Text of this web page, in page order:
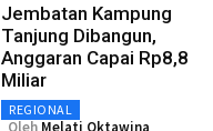
Jembatan Kampung
Tanjung Dibangun,
Anggaran Capai Rp8,8
Miliar
REGIONAL
Oleh Melati Oktawina